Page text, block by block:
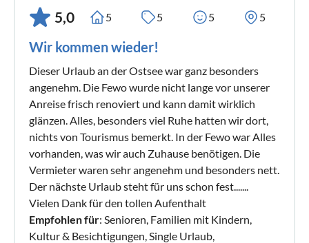
5,0 5 5 5 5
Wir kommen wieder!
Dieser Urlaub an der Ostsee war ganz besonders
angenehm. Die Fewo wurde nicht lange vor unserer
Anreise frisch renoviert und kann damit wirklich
glänzen. Alles, besonders viel Ruhe hatten wir dort,
nichts von Tourismus bemerkt. In der Fewo war Alles
vorhanden, was wir auch Zuhause benötigen. Die
Vermieter waren sehr angenehm und besonders nett.
Der nächste Urlaub steht für uns schon fest.......
Vielen Dank für den tollen Aufenthalt
Empfohlen für: Senioren, Familien mit Kindern,
Kultur & Besichtigungen, Single Urlaub,